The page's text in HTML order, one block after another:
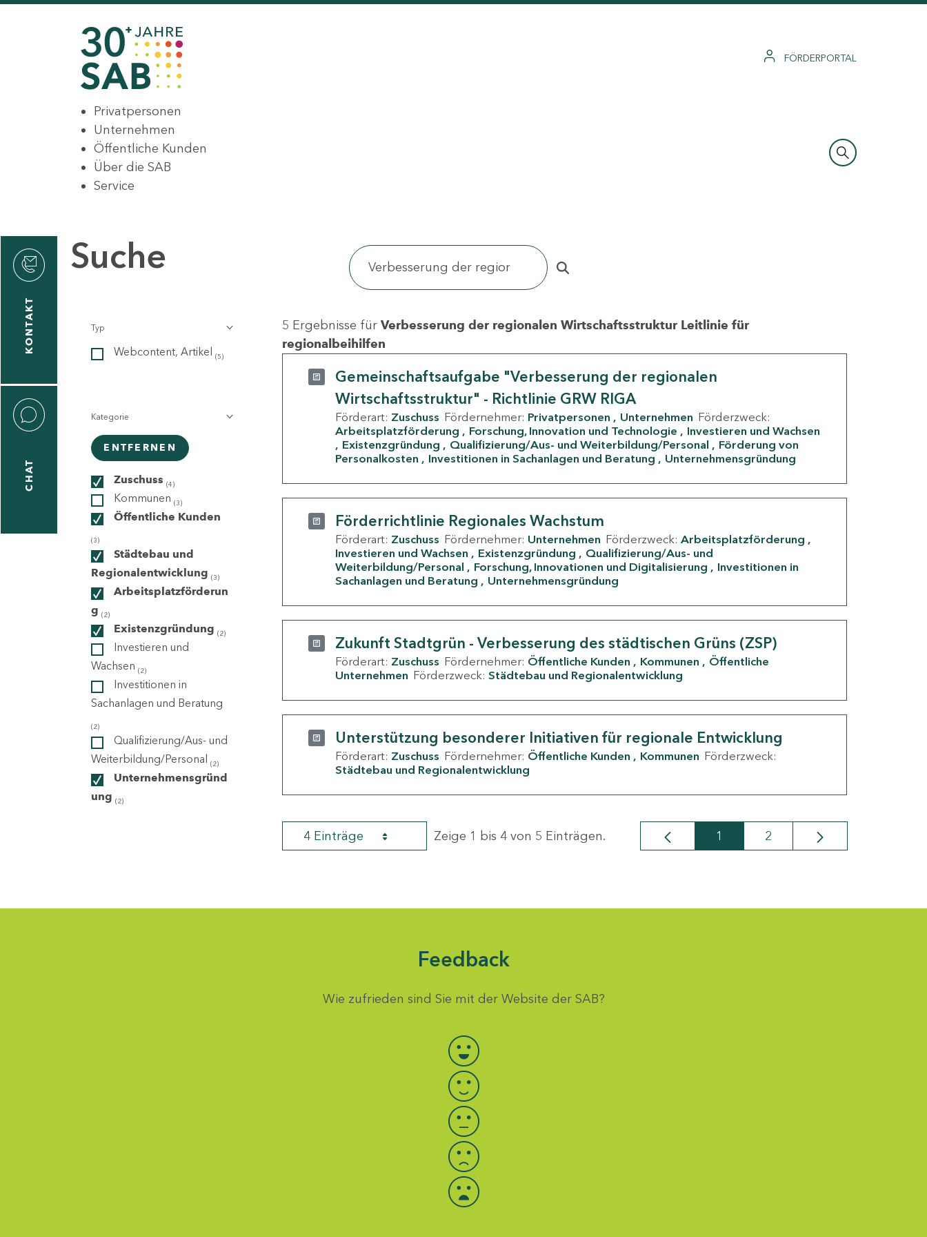
FÖRDERPORTAL
Privatpersonen
Unternehmen
Öffentliche Kunden
Über die SAB
Service
KONTAKT
CHAT
Suche
Typ
Webcontent, Artikel (5)
Kategorie
ENTFERNEN
Zuschuss (4)
Kommunen (3)
Öffentliche Kunden
(3)
Städtebau und
Regionalentwicklung (3)
Arbeitsplatzförderun
g (2)
Existenzgründung (2)
Investieren und
Wachsen (2)
Investitionen in
Sachanlagen und Beratung
(2)
Qualifizierung/Aus- und
Weiterbildung/Personal (2)
Unternehmensgründ
ung (2)
5 Ergebnisse für Verbesserung der regionalen Wirtschaftsstruktur Leitlinie für
regionalbeihilfen
Gemeinschaftsaufgabe "Verbesserung der regionalen
Wirtschaftsstruktur" - Richtlinie GRW RIGA
Förderart: Zuschuss Fördernehmer: Privatpersonen Unternehmen Förderzweck:
Arbeitsplatzförderung
Forschung, Innovation und Technologie
Investieren und Wachsen
Existenzgründung
Qualifizierung/Aus- und Weiterbildung/Personal
Förderung von
Personalkosten
Investitionen in Sachanlagen und Beratung Unternehmensgründung
Förderrichtlinie Regionales Wachstum
Förderart: Zuschuss Fördernehmer: Unternehmen Förderzweck: Arbeitsplatzförderung
Investieren und Wachsen
Existenzgründung
Qualifizierung/Aus- und
Weiterbildung/Personal
Forschung, Innovationen und Digitalisierung
Investitionen in
Sachanlagen und Beratung
Unternehmensgründung
Zukunft Stadtgrün - Verbesserung des städtischen Grüns (ZSP)
Förderart: Zuschuss Fördernehmer: Öffentliche Kunden Kommunen
Öffentliche
Unternehmen Förderzweck: Städtebau und Regionalentwicklung
Unterstützung besonderer Initiativen für regionale Entwicklung
Förderart: Zuschuss Fördernehmer: Öffentliche Kunden Kommunen Förderzweck:
Städtebau und Regionalentwicklung
4 Einträge Zeige 1 bis 4 von 5 Einträgen. Seite
1 Seite
2
Feedback
Wie zufrieden sind Sie mit der Website der SAB?
Bewertung auswählen